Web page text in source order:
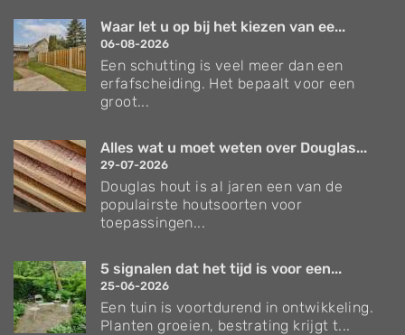
Waar let u op bij het kiezen van ee...
06-08-2026
Een schutting is veel meer dan een
erfafscheiding. Het bepaalt voor een
groot...
Alles wat u moet weten over Douglas...
29-07-2026
Douglas hout is al jaren een van de
populairste houtsoorten voor
toepassingen...
5 signalen dat het tijd is voor een...
25-06-2026
Een tuin is voortdurend in ontwikkeling.
Planten groeien, bestrating krijgt t...